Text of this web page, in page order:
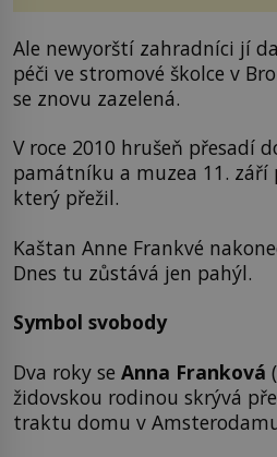
Ale newyorští zahradníci jí
péči ve stromové školce v
se znovu zazelená.
V roce 2010 hrušeň přesadí
památníku a muzea 11. září
který přežil.
Kaštan Anne Frankvé
Dnes tu zůstává jen pahýl.
Symbol svobody
Dva roky se Anna Franková
židovskou rodinou skrývá
traktu domu v